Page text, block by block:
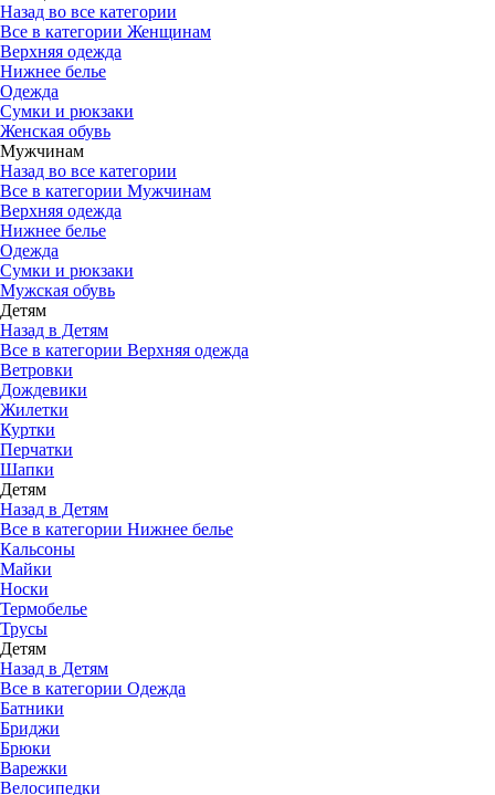
Назад во все категории
Все в категории Женщинам
Верхняя одежда
Нижнее белье
Одежда
Сумки и рюкзаки
Женская обувь
Мужчинам
Назад во все категории
Все в категории Мужчинам
Верхняя одежда
Нижнее белье
Одежда
Сумки и рюкзаки
Мужская обувь
Детям
Назад в Детям
Все в категории Верхняя одежда
Ветровки
Дождевики
Жилетки
Куртки
Перчатки
Шапки
Детям
Назад в Детям
Все в категории Нижнее белье
Кальсоны
Майки
Носки
Термобелье
Трусы
Детям
Назад в Детям
Все в категории Одежда
Батники
Бриджи
Брюки
Варежки
Велосипедки